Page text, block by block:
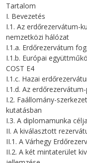
Tartalom
I. Bevezetés
I.1. Az erdőrezervátum-
nemzetközi hálózat
I.1.a. Erdőrezervátum
I.1.b. Európai
COST E4
I.1.c. Hazai
I.1.d. Az
I.2. Faállomány-
kutatásban
I.3. A diplomamunka
II. A kiválasztott
II.1. A Várhegy
II.2. A két mintaterület